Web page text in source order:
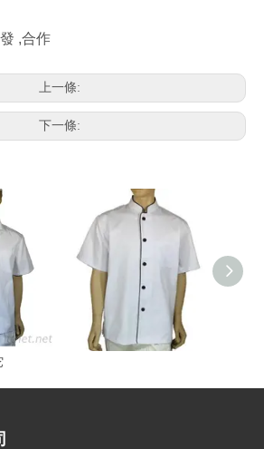
,合作
上一條:
下一條:
廚師服
其它類廚師服